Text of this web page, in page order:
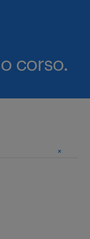
corso.
+